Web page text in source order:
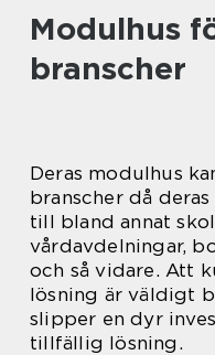
Modulhus
branscher
Deras modulhus
branscher då
till bland annat
vårdavdelningar,
och så vidare. Att
lösning är väldigt
slipper en dyr
tillfällig lösning.